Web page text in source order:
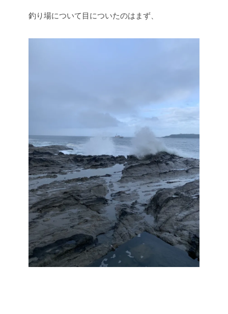
釣り場について目についたのはまず、